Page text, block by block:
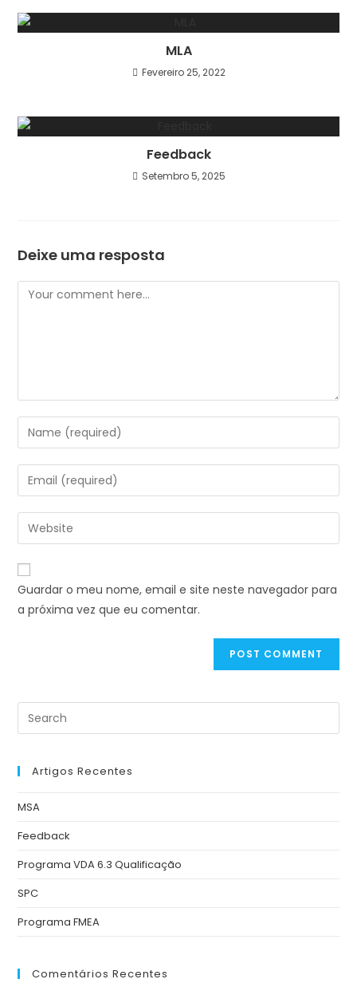
MLA
Fevereiro 25, 2022
Feedback
Setembro 5, 2025
Deixe uma resposta
Guardar o meu nome, email e site neste navegador para
a próxima vez que eu comentar.
Artigos Recentes
MSA
Feedback
Programa VDA 6.3 Qualificação
SPC
Programa FMEA
Comentários Recentes